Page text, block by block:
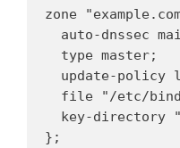
zone
auto-dnssec
type master;
update-policy
file "/etc/bind/
key-directory
};